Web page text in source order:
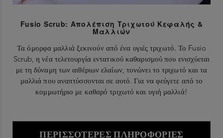
Fusio Scrub: Απολέπιση Τριχωτού Κεφαλής &
Μαλλιών
Τα όμορφα μαλλιά ξεκινούν από ένα υγιές τριχωτό. Το Fusio
Scrub, η νέα τελετουργία εντατικού καθαρισμού που ενισχύεται
με τη δύναμη των αιθέριων ελαίων, τονώνει το τριχωτό και τα
μαλλιά που αναπτύσσονται σε αυτό. Για να φεύγετε από το
κομμωτήριο με καθαρό τριχωτό και υγιή μαλλιά!
ΠΕΡΙΣΣΌΤΕΡΕΣ ΠΛΗΡΟΦΟΡΊΕΣ